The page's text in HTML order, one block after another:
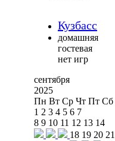
Кузбасс
домашняя
гостевая
нет игр
сентября
2025
Пн Вт Ср Чт Пт Сб
1 2 3 4 5 6 7
8 9 10 11 12 13 14
18 19 20 21